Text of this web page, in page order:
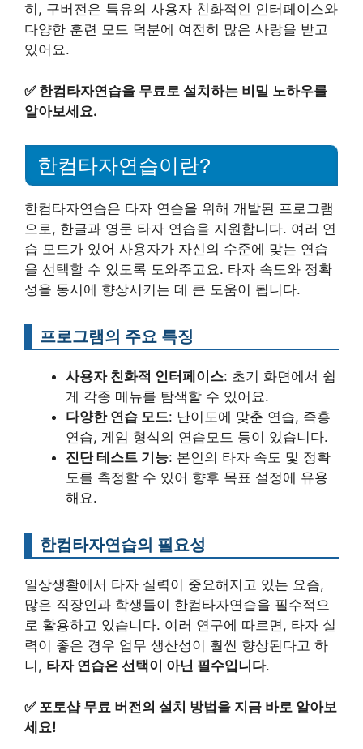
히, 구버전은 특유의 사용자 친화적인 인터페이스와
다양한 훈련 모드 덕분에 여전히 많은 사랑을 받고
있어요.
✅ 한컴타자연습을 무료로 설치하는 비밀 노하우를
알아보세요.
한컴타자연습이란?
한컴타자연습은 타자 연습을 위해 개발된 프로그램
으로, 한글과 영문 타자 연습을 지원합니다. 여러 연
습 모드가 있어 사용자가 자신의 수준에 맞는 연습
을 선택할 수 있도록 도와주고요. 타자 속도와 정확
성을 동시에 향상시키는 데 큰 도움이 됩니다.
프로그램의 주요 특징
사용자 친화적 인터페이스: 초기 화면에서 쉽
게 각종 메뉴를 탐색할 수 있어요.
다양한 연습 모드: 난이도에 맞춘 연습, 즉흥
연습, 게임 형식의 연습모드 등이 있습니다.
진단 테스트 기능: 본인의 타자 속도 및 정확
도를 측정할 수 있어 향후 목표 설정에 유용
해요.
한컴타자연습의 필요성
일상생활에서 타자 실력이 중요해지고 있는 요즘,
많은 직장인과 학생들이 한컴타자연습을 필수적으
로 활용하고 있습니다. 여러 연구에 따르면, 타자 실
력이 좋은 경우 업무 생산성이 훨씬 향상된다고 하
니, 타자 연습은 선택이 아닌 필수입니다.
✅ 포토샵 무료 버전의 설치 방법을 지금 바로 알아보
세요!